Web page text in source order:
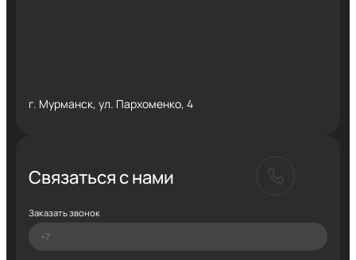
г. Мурманск, ул. Пархоменко, 4
Связаться с нами
Заказать звонок